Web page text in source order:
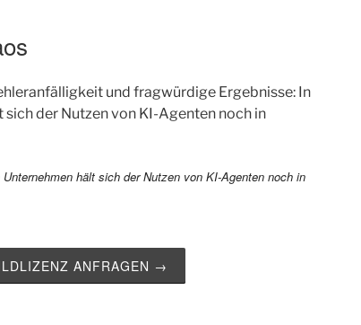
und fragwürdige Ergebnisse: In
sich der Nutzen von KI-Agenten noch in
ANFRAGEN →